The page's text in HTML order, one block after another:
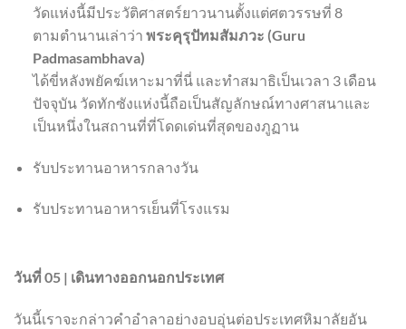
วัดแห่งนี้มีประวัติศาสตร์ยาวนานตั้งแต่ศตวรรษที่ 8
ตามตำนานเล่าว่า พระคุรุปัทมสัมภวะ (Guru
Padmasambhava)
ได้ขี่หลังพยัคฆ์เหาะมาที่นี่ และทำสมาธิเป็นเวลา 3 เดือน
ปัจจุบัน วัดทักซังแห่งนี้ถือเป็นสัญลักษณ์ทางศาสนาและ
เป็นหนึ่งในสถานที่ที่โดดเด่นที่สุดของภูฏาน
รับประทานอาหารกลางวัน
รับประทานอาหารเย็นที่โรงแรม
วันที่ 05 | เดินทางออกนอกประเทศ
วันนี้เราจะกล่าวคำอำลาอย่างอบอุ่นต่อประเทศหิมาลัยอัน